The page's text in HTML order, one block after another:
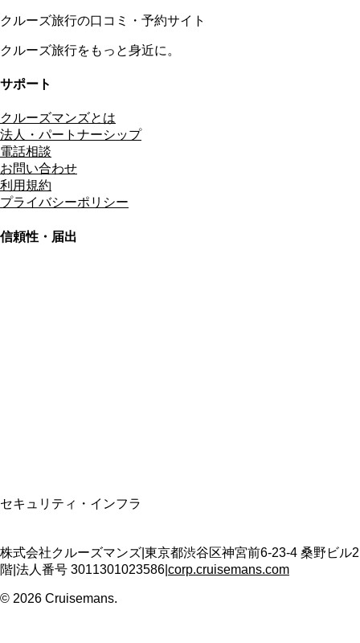
クルーズ旅行の口コミ・予約サイト
クルーズ旅行をもっと身近に。
サポート
クルーズマンズとは
法人・パートナーシップ
電話相談
お問い合わせ
利用規約
プライバシーポリシー
信頼性・届出
セキュリティ・インフラ
株式会社クルーズマンズ 東京都渋谷区神宮前6-23-4 桑野ビル2
階 法人番号 3011301023586 corp.cruisemans.com
© 2026 Cruisemans.